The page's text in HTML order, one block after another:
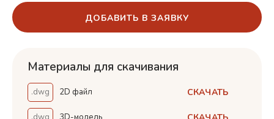
ДОБАВИТЬ В ЗАЯВКУ
Материалы для скачивания
.dwg 2D файл СКАЧАТЬ